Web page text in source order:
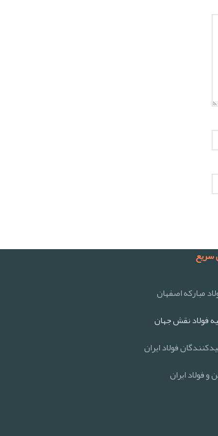
مبارکه اصفهان
فولاد نقش جهان
فولاد ایران
فولاد ایران